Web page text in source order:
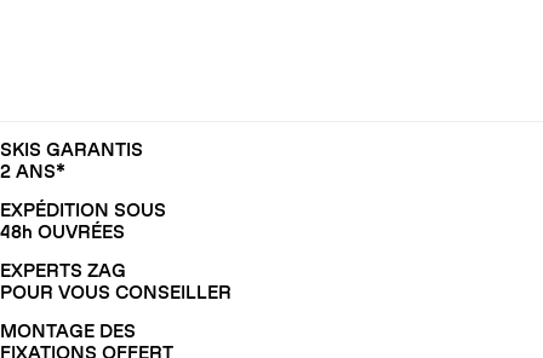
SKIS GARANTIS
2 ANS*
EXPÉDITION SOUS
48h OUVRÉES
EXPERTS ZAG
POUR VOUS CONSEILLER
MONTAGE DES
FIXATIONS OFFERT